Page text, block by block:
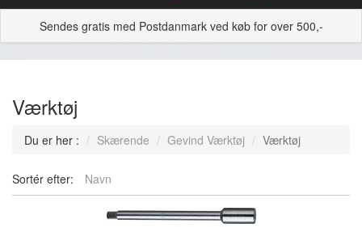
Sendes gratis med Postdanmark ved køb for over 500,-
Værktøj
Du er her : Skærende Gevind Værktøj Værktøj
Sortér efter: Navn